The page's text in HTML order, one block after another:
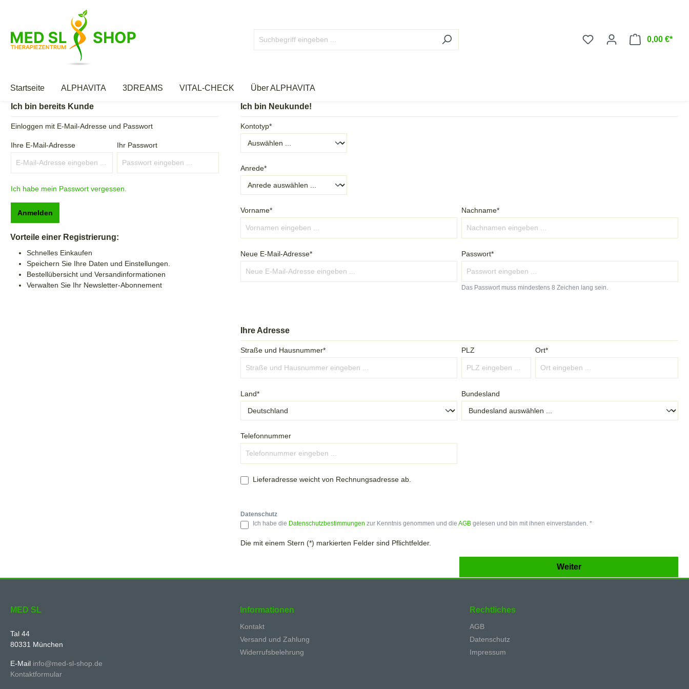
0,00 €*
Startseite ALPHAVITA 3DREAMS VITAL-CHECK Über ALPHAVITA
Ich bin bereits Kunde
Einloggen mit E-Mail-Adresse und Passwort
Ihre E-Mail-Adresse Ihr Passwort
Ich habe mein Passwort vergessen.
Anmelden
Vorteile einer Registrierung:
Schnelles Einkaufen
Speichern Sie Ihre Daten und Einstellungen.
Bestellübersicht und Versandinformationen
Verwalten Sie Ihr Newsletter-Abonnement
Ich bin Neukunde!
Kontotyp*
Anrede*
Vorname* Nachname*
Neue E-Mail-Adresse* Passwort*
Das Passwort muss mindestens 8 Zeichen lang sein.
Ihre Adresse
Straße und Hausnummer* PLZ Ort*
Land* Bundesland
Telefonnummer
Lieferadresse weicht von Rechnungsadresse ab.
Datenschutz
Ich habe die Datenschutzbestimmungen zur Kenntnis genommen und die AGB gelesen und bin mit ihnen einverstanden. *
Die mit einem Stern (*) markierten Felder sind Pflichtfelder.
Weiter
MED SL
Tal 44
80331 München
E-Mail info@med-sl-shop.de
Kontaktformular
Informationen
Kontakt
Versand und Zahlung
Widerrufsbelehrung
Rechtliches
AGB
Datenschutz
Impressum